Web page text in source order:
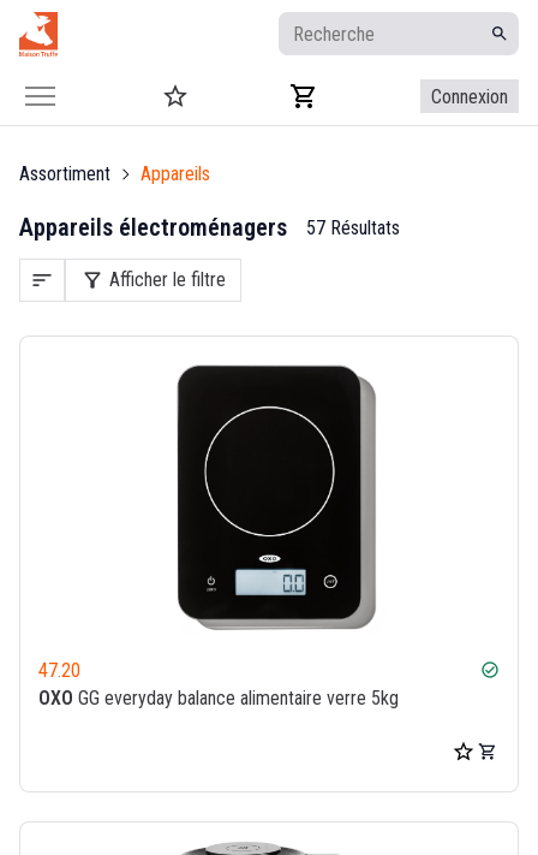
Connexion
Assortiment Appareils
Appareils électroménagers 57 Résultats
sort filter_alt Afficher le filtre
47.20 check_circle
OXO GG everyday balance alimentaire verre 5kg